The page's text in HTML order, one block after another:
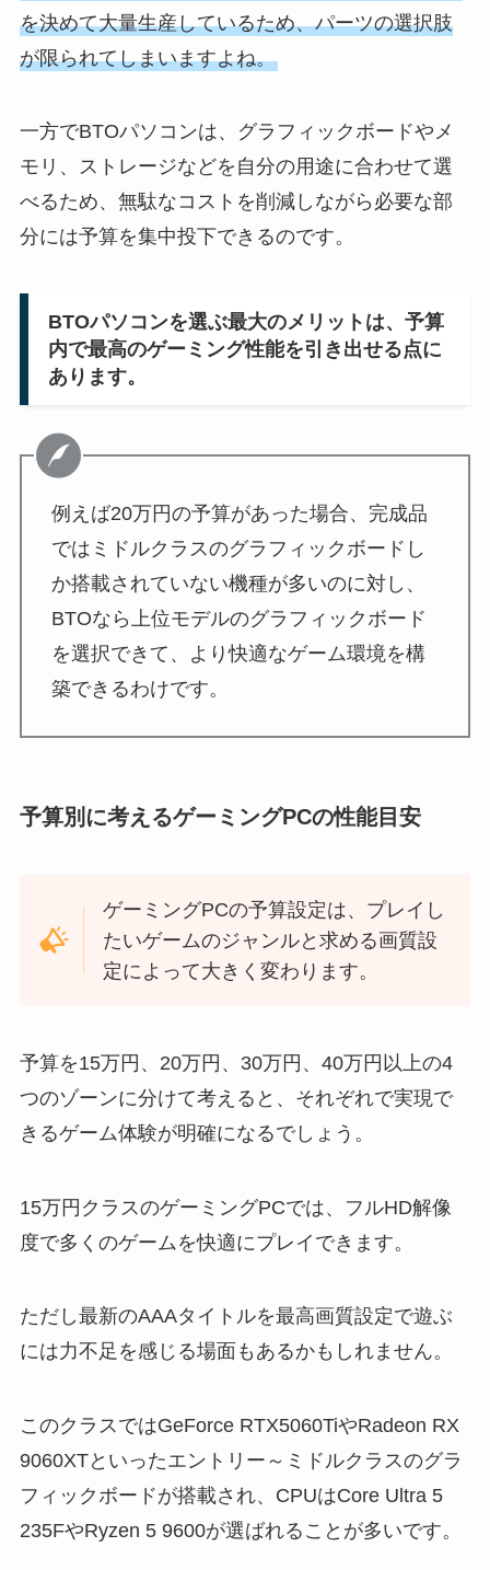
を決めて大量生産しているため、パーツの選択肢
が限られてしまいますよね。
一方でBTOパソコンは、グラフィックボードやメ
モリ、ストレージなどを自分の用途に合わせて選
べるため、無駄なコストを削減しながら必要な部
分には予算を集中投下できるのです。
BTOパソコンを選ぶ最大のメリットは、予算
内で最高のゲーミング性能を引き出せる点に
あります。
例えば20万円の予算があった場合、完成品
ではミドルクラスのグラフィックボードし
か搭載されていない機種が多いのに対し、
BTOなら上位モデルのグラフィックボード
を選択できて、より快適なゲーム環境を構
築できるわけです。
予算別に考えるゲーミングPCの性能目安
ゲーミングPCの予算設定は、プレイし
たいゲームのジャンルと求める画質設
定によって大きく変わります。
予算を15万円、20万円、30万円、40万円以上の4
つのゾーンに分けて考えると、それぞれで実現で
きるゲーム体験が明確になるでしょう。
15万円クラスのゲーミングPCでは、フルHD解像
度で多くのゲームを快適にプレイできます。
ただし最新のAAAタイトルを最高画質設定で遊ぶ
には力不足を感じる場面もあるかもしれません。
このクラスではGeForce RTX5060TiやRadeon RX
9060XTといったエントリー～ミドルクラスのグラ
フィックボードが搭載され、CPUはCore Ultra 5
235FやRyzen 5 9600が選ばれることが多いです。